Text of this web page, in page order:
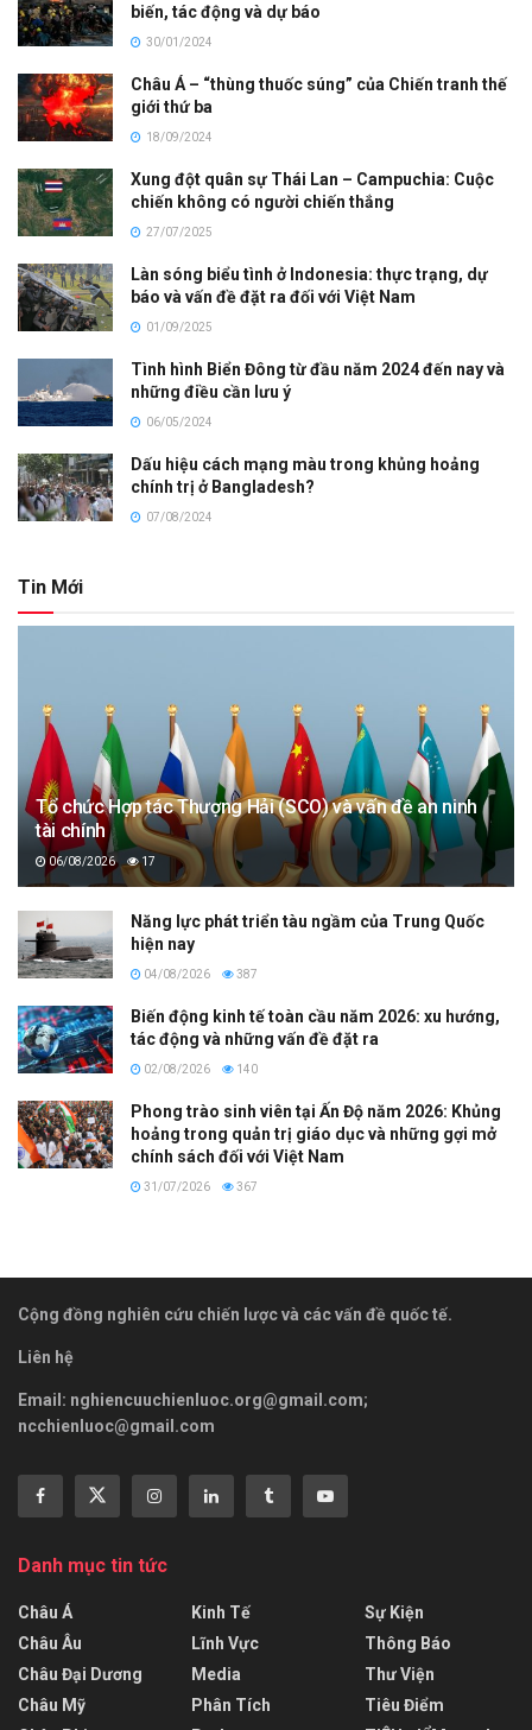
biến, tác động và dự báo
30/01/2024
Châu Á – “thùng thuốc súng” của Chiến tranh thế
giới thứ ba
18/09/2024
Xung đột quân sự Thái Lan – Campuchia: Cuộc
chiến không có người chiến thắng
27/07/2025
Làn sóng biểu tình ở Indonesia: thực trạng, dự
báo và vấn đề đặt ra đối với Việt Nam
01/09/2025
Tình hình Biển Đông từ đầu năm 2024 đến nay và
những điều cần lưu ý
06/05/2024
Dấu hiệu cách mạng màu trong khủng hoảng
chính trị ở Bangladesh?
07/08/2024
Tin Mới
Tổ chức Hợp tác Thượng Hải (SCO) và vấn đề an ninh
tài chính
06/08/2026 17
Năng lực phát triển tàu ngầm của Trung Quốc
hiện nay
04/08/2026 387
Biến động kinh tế toàn cầu năm 2026: xu hướng,
tác động và những vấn đề đặt ra
02/08/2026 140
Phong trào sinh viên tại Ấn Độ năm 2026: Khủng
hoảng trong quản trị giáo dục và những gợi mở
chính sách đối với Việt Nam
31/07/2026 367
Cộng đồng nghiên cứu chiến lược và các vấn đề quốc tế.
Liên hệ
Email: nghiencuuchienluoc.org@gmail.com;
ncchienluoc@gmail.com
Danh mục tin tức
Châu Á
Châu Âu
Châu Đại Dương
Châu Mỹ
Kinh Tế
Lĩnh Vực
Media
Phân Tích
Sự Kiện
Thông Báo
Thư Viện
Tiêu Điểm